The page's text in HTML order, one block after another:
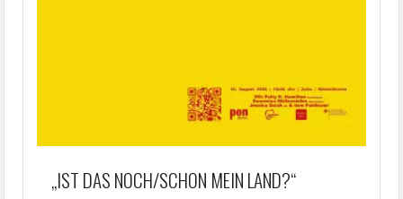
„IST DAS NOCH/SCHON MEIN LAND?“